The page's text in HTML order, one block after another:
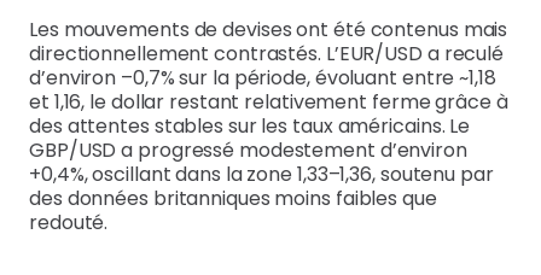
Les mouvements de devises ont été contenus mais
directionnellement contrastés. L’EUR/USD a reculé
d’environ –0,7% sur la période, évoluant entre ~1,18
et 1,16, le dollar restant relativement ferme grâce à
des attentes stables sur les taux américains. Le
GBP/USD a progressé modestement d’environ
+0,4%, oscillant dans la zone 1,33–1,36, soutenu par
des données britanniques moins faibles que
redouté.